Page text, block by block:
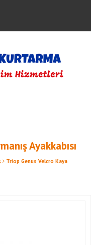
Ayakkabısı
Triop Genus Velcro Kaya